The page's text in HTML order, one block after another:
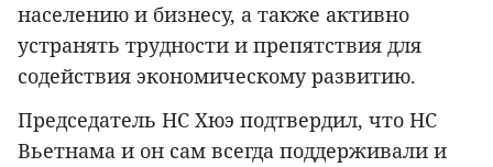
населению и бизнесу, а также активно
устранять трудности и препятствия для
содействия экономическому развитию.
Председатель НС Хюэ подтвердил, что НС
Вьетнама и он сам всегда поддерживали и